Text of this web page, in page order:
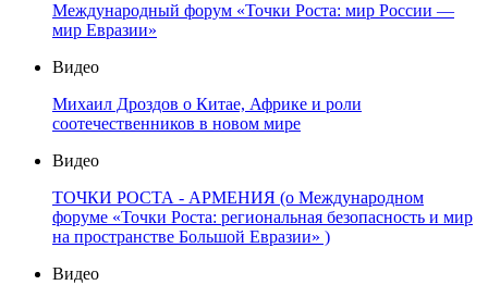
Международный форум «Точки Роста: мир России —
мир Евразии»
Видео
Михаил Дроздов о Китае, Африке и роли
соотечественников в новом мире
Видео
ТОЧКИ РОСТА - АРМЕНИЯ (о Международном
форуме «Точки Роста: региональная безопасность и мир
на пространстве Большой Евразии» )
Видео